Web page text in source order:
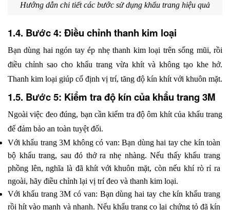
Hướng dẫn chi tiết các bước sử dụng khẩu trang hiệu quả
1.4. Bước 4: Điều chỉnh thanh kim loại
Bạn dùng hai ngón tay ép nhẹ thanh kim loại trên sống mũi, rồi
điều chỉnh sao cho khẩu trang vừa khít và không tạo khe hở.
Thanh kim loại giúp cố định vị trí, tăng độ kín khít với khuôn mặt.
1.5. Bước 5: Kiểm tra độ kín của khẩu trang 3M
Ngoài việc đeo đúng, bạn cần kiểm tra độ ôm khít của khẩu trang
để đảm bảo an toàn tuyệt đối.
Với khẩu trang 3M không có van: Bạn dùng hai tay che kín toàn
bộ khẩu trang, sau đó thở ra nhẹ nhàng. Nếu thấy khẩu trang
phồng lên, nghĩa là đã khít với khuôn mặt, còn nếu khí rò rỉ ra
ngoài, hãy điều chỉnh lại vị trí đeo và thanh kim loại.
Với khẩu trang 3M có van: Bạn dùng hai tay che kín khẩu trang
rồi hít vào mạnh và nhanh. Nếu khẩu trang co lại chứng tỏ đã kín